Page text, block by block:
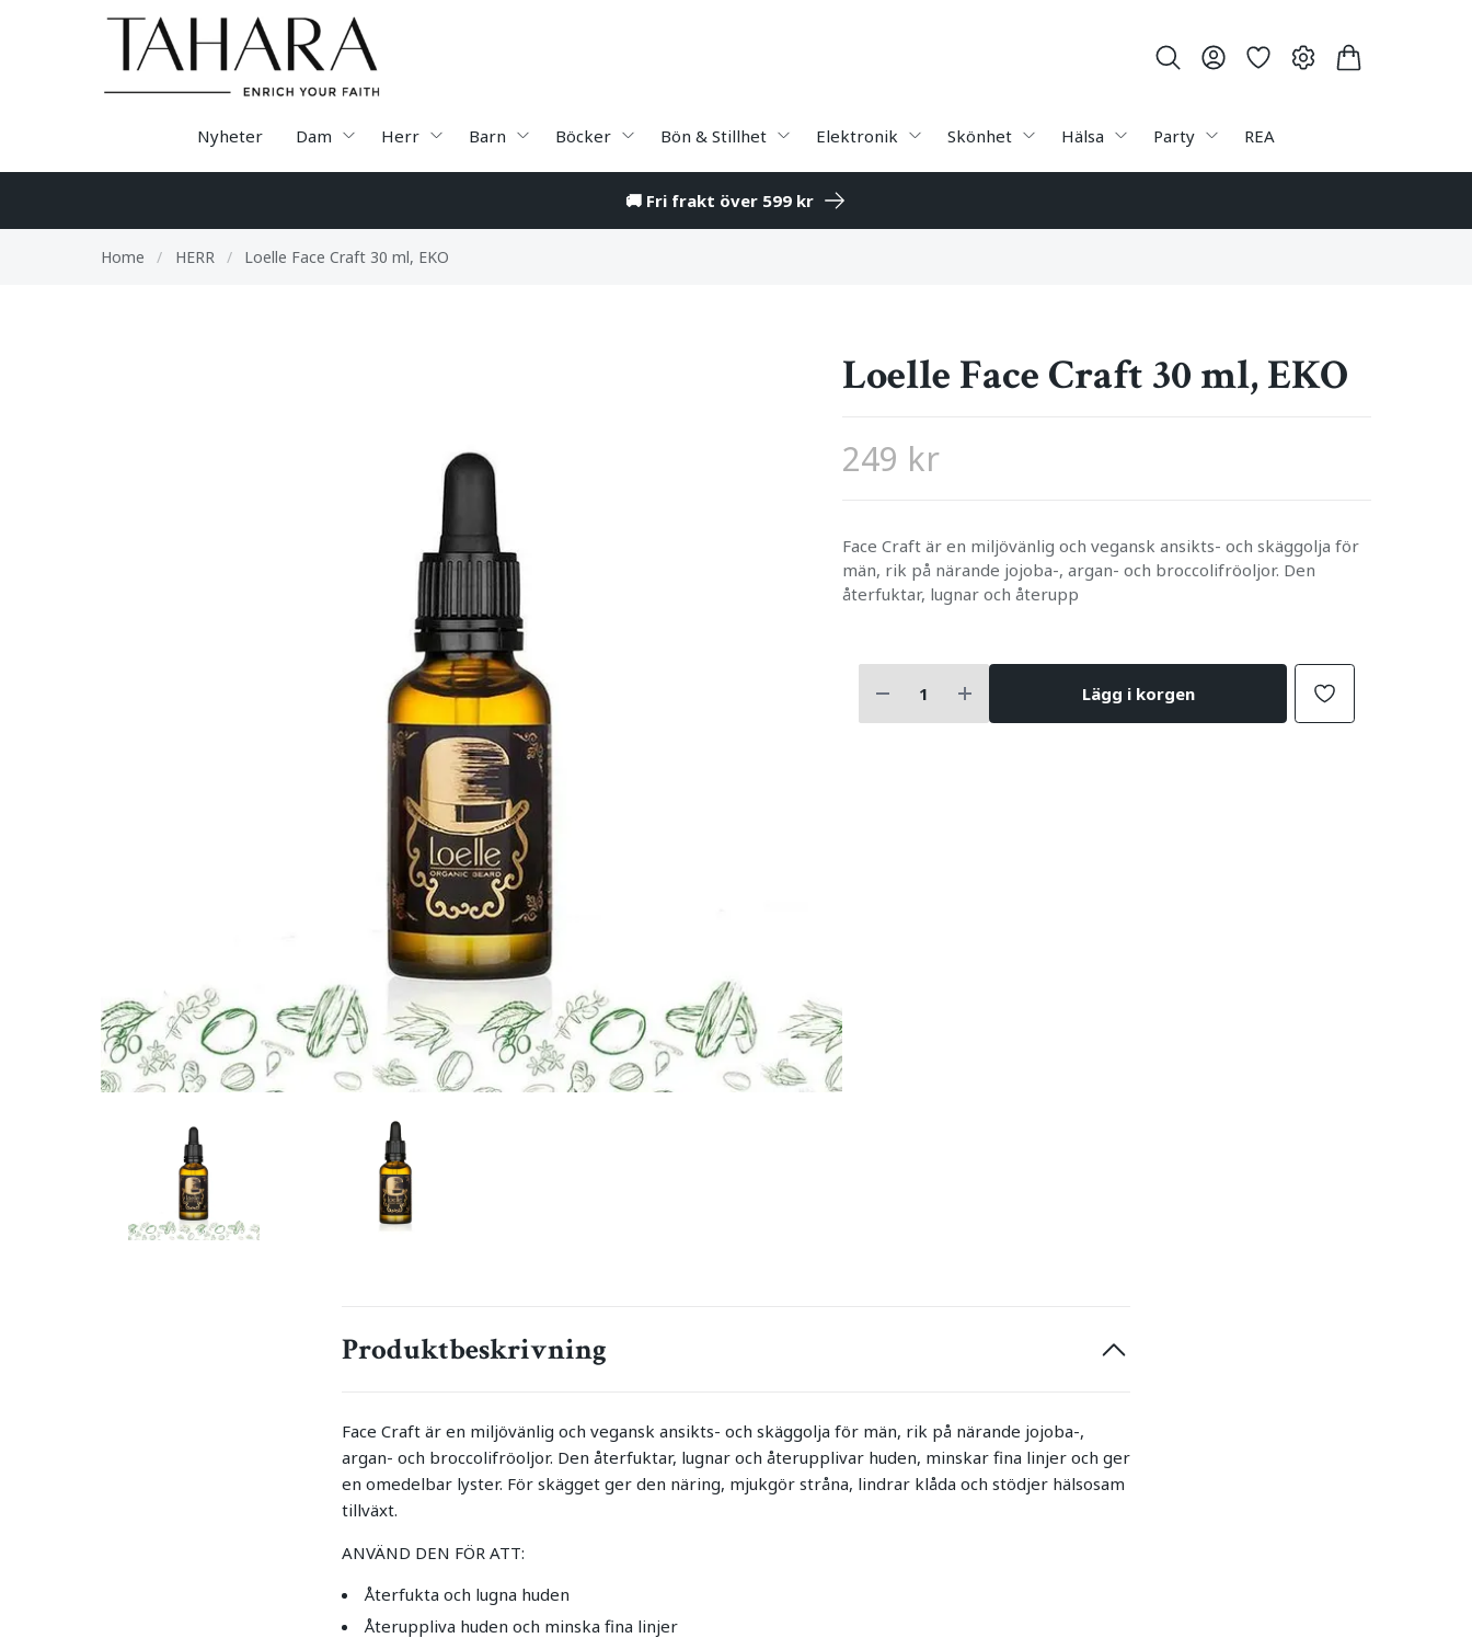
Nyheter Dam Herr Barn Böcker Bön & Stillhet Elektronik Skönhet Hälsa Party REA
🚚 Fri frakt över 599 kr
Home / HERR / Loelle Face Craft 30 ml, EKO
Loelle Face Craft 30 ml, EKO
249 kr
Face Craft är en miljövänlig och vegansk ansikts- och skäggolja för
män, rik på närande jojoba-, argan- och broccolifröoljor. Den
återfuktar, lugnar och återupp
Lägg i korgen
Produktbeskrivning
Face Craft är en miljövänlig och vegansk ansikts- och skäggolja för män, rik på närande jojoba-,
argan- och broccolifröoljor. Den återfuktar, lugnar och återupplivar huden, minskar fina linjer och ger
en omedelbar lyster. För skägget ger den näring, mjukgör stråna, lindrar klåda och stödjer hälsosam
tillväxt.
ANVÄND DEN FÖR ATT:
Återfukta och lugna huden
Återuppliva huden och minska fina linjer